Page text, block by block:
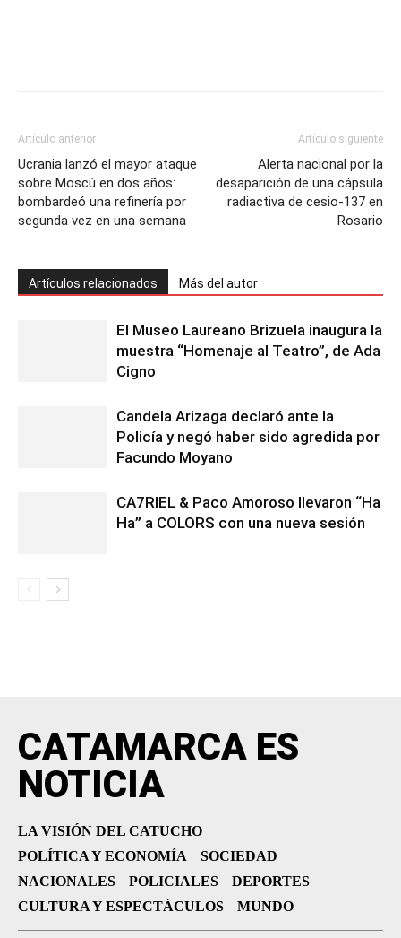
Artículo anterior
Ucrania lanzó el mayor ataque
sobre Moscú en dos años:
bombardeó una refinería por
segunda vez en una semana
Artículo siguiente
Alerta nacional por la
desaparición de una cápsula
radiactiva de cesio-137 en
Rosario
Artículos relacionados Más del autor
El Museo Laureano Brizuela inaugura la
muestra “Homenaje al Teatro”, de Ada
Cigno
Candela Arizaga declaró ante la
Policía y negó haber sido agredida por
Facundo Moyano
CA7RIEL & Paco Amoroso llevaron “Ha
Ha” a COLORS con una nueva sesión
CATAMARCA ES
NOTICIA
LA VISIÓN DEL CATUCHO
POLÍTICA Y ECONOMÍA
SOCIEDAD
NACIONALES
POLICIALES
DEPORTES
CULTURA Y ESPECTÁCULOS
MUNDO